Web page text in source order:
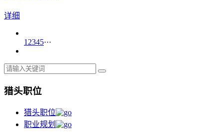
详细
1 2345···
猎头职位
猎头职位
职业规划